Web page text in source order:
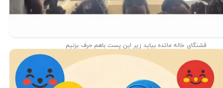
قشنگای خاله مائده بیاید زیر این پست باهم حرف بزنیم